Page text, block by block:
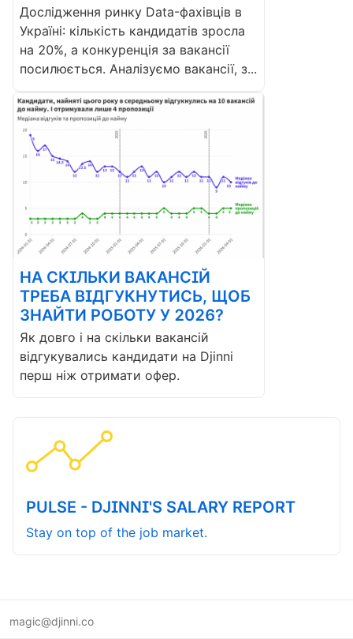
Дослідження ринку Data-фахівців в
Україні: кількість кандидатів зросла
на 20%, а конкуренція за вакансії
посилюється. Аналізуємо вакансії, з...
НА СКІЛЬКИ ВАКАНСІЙ
ТРЕБА ВІДГУКНУТИСЬ, ЩОБ
ЗНАЙТИ РОБОТУ У 2026?
Як довго і на скільки вакансій
відгукувались кандидати на Djinni
перш ніж отримати офер.
PULSE - DJINNI'S SALARY REPORT
Stay on top of the job market.
magic@djinni.co